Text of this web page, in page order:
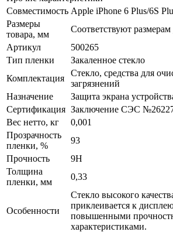
Совместимость Apple iPhone 6 Plus/6S
Размеры
товара, мм
Соответствуют размерам
Артикул
500265
Тип пленки
Закаленное стекло
Комплектация
Стекло, средства для
загрязнений
Назначение
Защита экрана
Сертификация Заключение СЭС
Вес нетто, кг
0,001
Прозрачность
пленки, %
93
Прочность
9H
Толщина
пленки, мм
0,33
Особенности
Стекло высокого
приклеивается к
повышенными
характеристиками.